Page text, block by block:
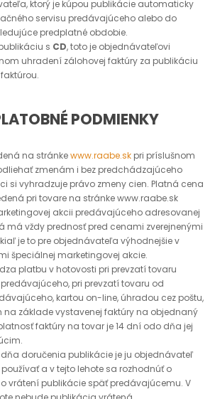
ktorý je kúpou publikácie automaticky
servisu predávajúceho alebo do
predplatné obdobie.
s CD, toto je objednávateľovi
uhradení zálohovej faktúry za publikáciu
PODMIENKY
na stránkewww.raabe.sk pri príslušnom
zmenám i bez predchádzajúceho
si vyhradzuje právo zmeny cien. Platná cena
pri tovare na stránke www.raabe.sk
akcii predávajúceho adresovanej
má vždy prednosť pred cenami zverejnenými
je to pre objednávateľa výhodnejšie v
špeciálnej marketingovej akcie.
platbu v hotovosti pri prevzatí tovaru
pri prevzatí tovaru od
kartou on-line, úhradou cez poštu,
základe vystavenej faktúry na objednaný
faktúry na tovar je 14 dní odo dňa jej
dňa doručenia publikácie je ju objednávateľ
a v tejto lehote sa rozhodnúť o
vrátení publikácie späť predávajúcemu. V